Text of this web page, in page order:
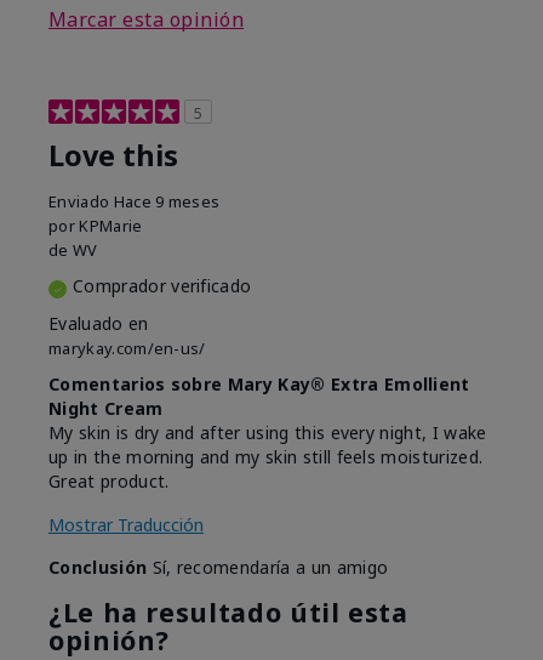
Marcar esta opinión
5
Love this
Enviado Hace 9 meses
por KPMarie
de WV
Comprador verificado
Evaluado en
marykay.com/en-us/
Comentarios sobre Mary Kay® Extra Emollient
Night Cream
My skin is dry and after using this every night, I wake
up in the morning and my skin still feels moisturized.
Great product.
Mostrar Traducción
Conclusión Sí, recomendaría a un amigo
¿Le ha resultado útil esta
opinión?